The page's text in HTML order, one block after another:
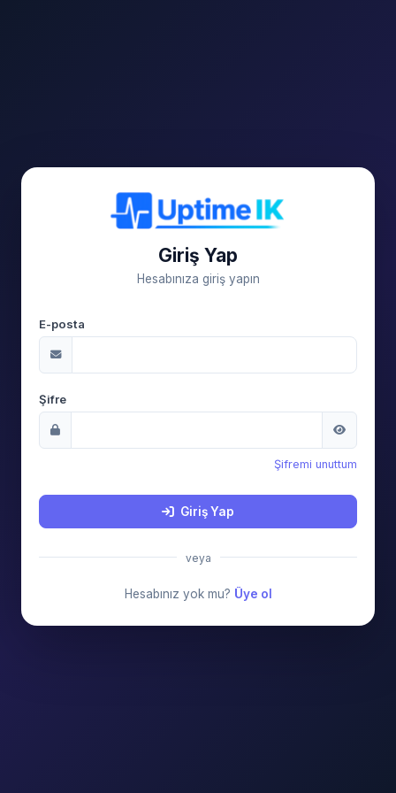
Giriş Yap
Hesabınıza giriş yapın
E-posta
Şifre
Şifremi unuttum
Giriş Yap
veya
Hesabınız yok mu? Üye ol